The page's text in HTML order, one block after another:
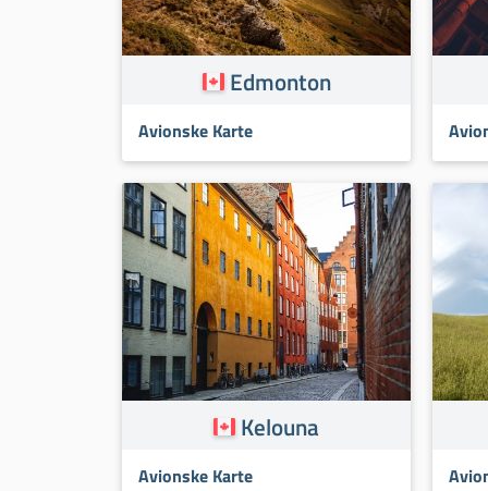
Edmonton
Avionske Karte
Kelouna
Avionske Karte